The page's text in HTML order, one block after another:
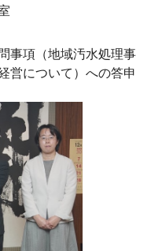
事項（地域汚水処理事
営について）への答申